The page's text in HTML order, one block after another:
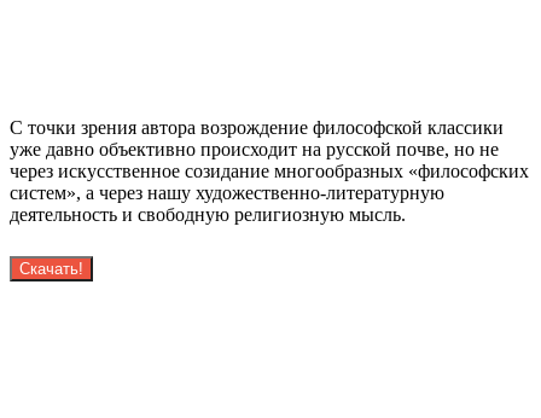
С точки зрения автора возрождение философской классики
уже давно объективно происходит на русской почве, но не
через искусственное созидание многообразных «философских
систем», а через нашу художественно-литературную
деятельность и свободную религиозную мысль.
Скачать!